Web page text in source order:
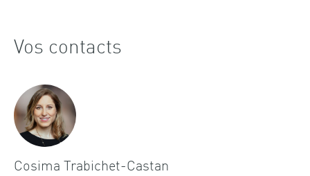
Vos contacts
Cosima Trabichet-Castan